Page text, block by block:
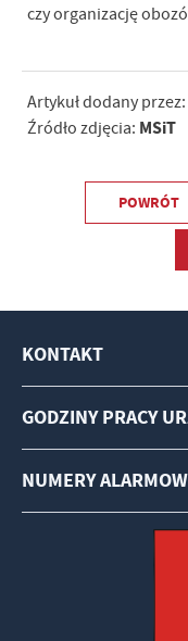
czy organizację
Artykuł dodany przez:
Źródło zdjęcia: MSiT
POWRÓT
KONTAKT
GODZINY PRACY
NUMERY